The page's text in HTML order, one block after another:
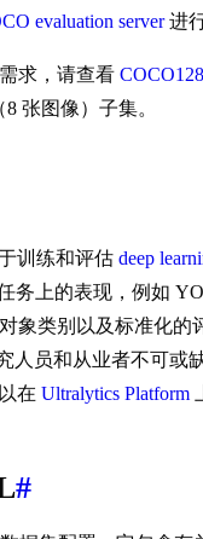
evaluation server进
求，请查看
8 张图像）子集。
训练和评估 deep
务上的表现，例如
象类别以及标准化的
人员和从业者不可或
在 Ultralytics Platform
#